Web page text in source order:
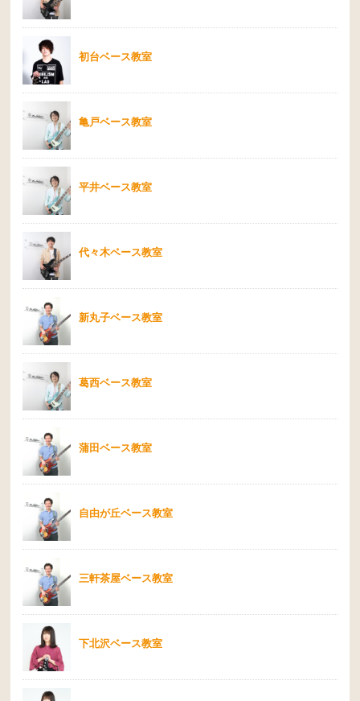
初台ベース教室
亀戸ベース教室
平井ベース教室
代々木ベース教室
新丸子ベース教室
葛西ベース教室
蒲田ベース教室
自由が丘ベース教室
三軒茶屋ベース教室
下北沢ベース教室